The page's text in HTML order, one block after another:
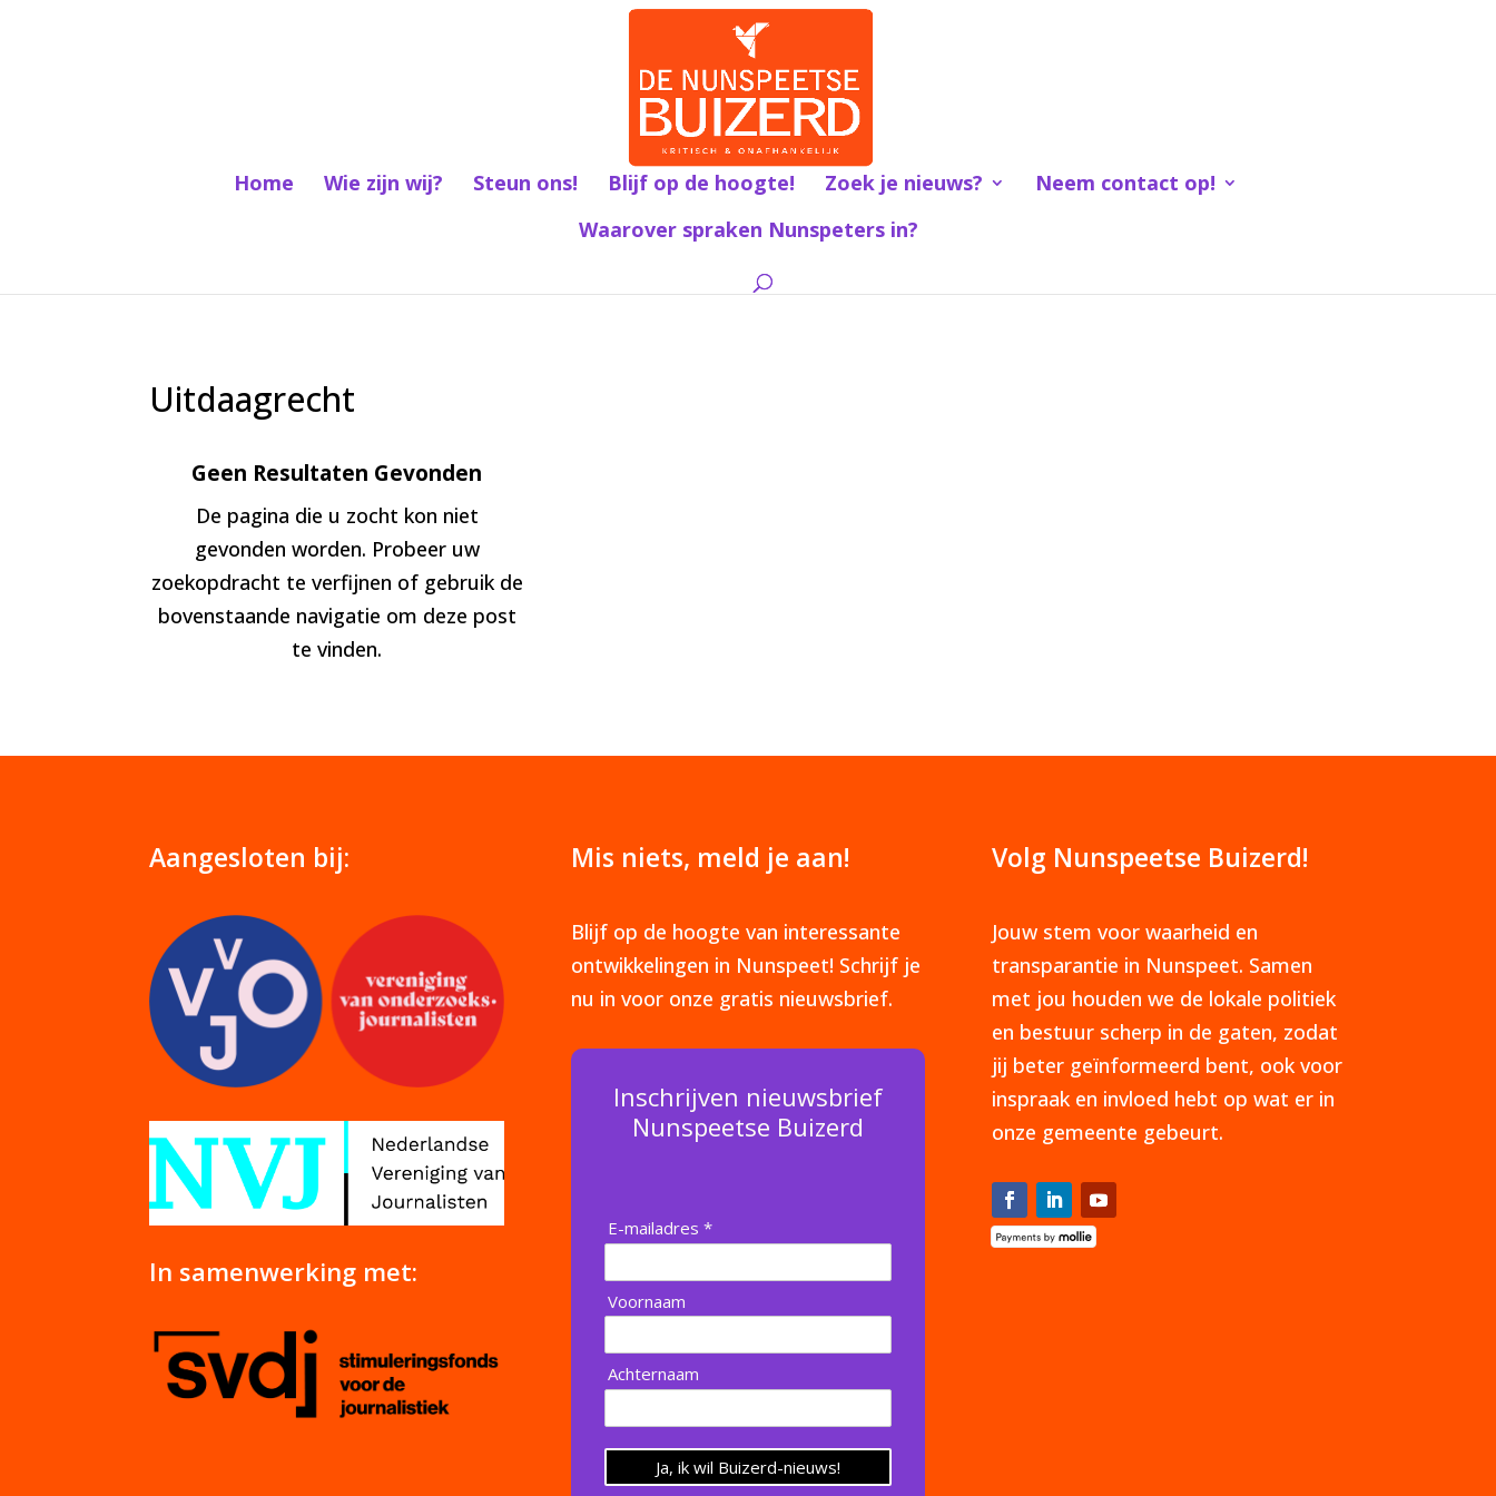
Home Wie zijn wij? Steun ons! Blijf op de hoogte! Zoek je nieuws?
Neem contact op!
Waarover spraken Nunspeters in?
Uitdaagrecht
Geen Resultaten Gevonden
De pagina die u zocht kon niet
gevonden worden. Probeer uw
zoekopdracht te verfijnen of gebruik de
bovenstaande navigatie om deze post
te vinden.
Aangesloten bij:
In samenwerking met:
Mis niets, meld je aan!
Blijf op de hoogte van interessante
ontwikkelingen in Nunspeet! Schrijf je
nu in voor onze gratis nieuwsbrief.
Inschrijven nieuwsbrief
Nunspeetse Buizerd
E-mailadres *
Voornaam
Achternaam
Ja, ik wil Buizerd-nieuws!
Volg Nunspeetse Buizerd!
Jouw stem voor waarheid en
transparantie in Nunspeet. Samen
met jou houden we de lokale politiek
en bestuur scherp in de gaten, zodat
jij beter geïnformeerd bent, ook voor
inspraak en invloed hebt op wat er in
onze gemeente gebeurt.